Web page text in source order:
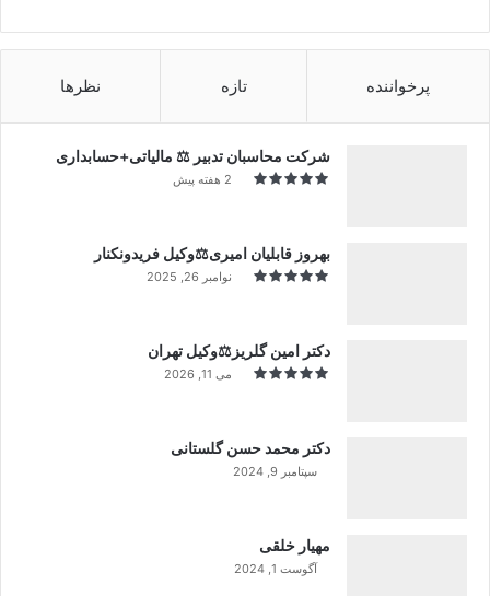
پرخواننده تازه نظرها
شرکت محاسبان تدبیر ⚖️ مالیاتی+حسابداری
2 هفته پیش
بهروز قابلیان امیری⚖️وکیل فریدونکنار
نوامبر 26, 2025
دکتر امین گلریز⚖️وکیل تهران
می 11, 2026
دکتر محمد حسن گلستانی
سپتامبر 9, 2024
مهیار خلقی
آگوست 1, 2024